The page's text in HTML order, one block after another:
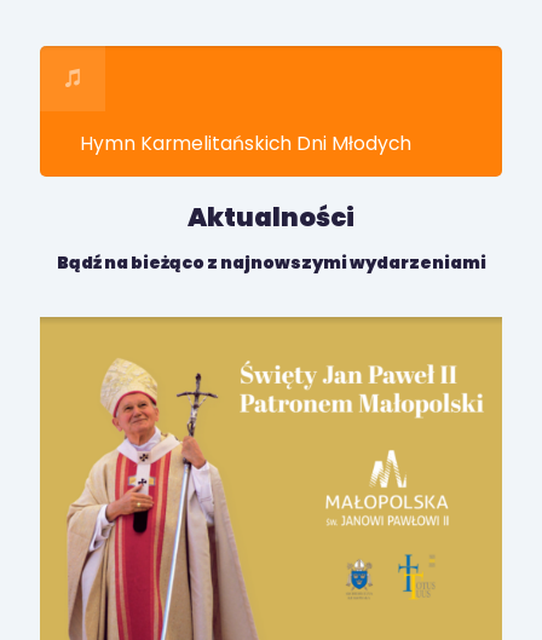
Hymn Karmelitańskich Dni Młodych
Aktualności
Bądź na bieżąco z najnowszymi wydarzeniami